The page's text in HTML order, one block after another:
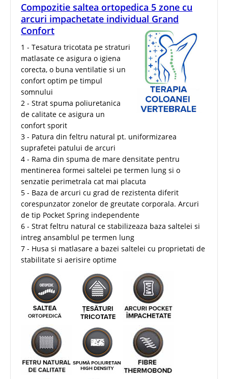
Compozitie saltea ortopedica 5 zone cu
arcuri impachetate individual Grand
Confort
1 - Tesatura tricotata pe straturi
matlasate ce asigura o igiena
corecta, o buna ventilatie si un
confort optim pe timpul
somnului
2 - Strat spuma poliuretanica
de calitate ce asigura un
confort sporit
3 - Patura din feltru natural pt. uniformizarea
suprafetei patului de arcuri
4 - Rama din spuma de mare densitate pentru
mentinerea formei saltelei pe termen lung si o
senzatie perimetrala cat mai placuta
5 - Baza de arcuri cu grad de rezistenta diferit
corespunzator zonelor de greutate corporala. Arcuri
de tip Pocket Spring independente
6 - Strat feltru natural ce stabilizeaza baza saltelei si
intreg ansamblul pe termen lung
7 - Husa si matlasare a bazei saltelei cu proprietati de
stabilitate si aerisire optime